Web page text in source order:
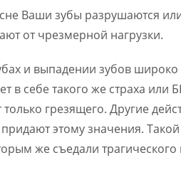
Ваши зубы разрушаются
от чрезмерной нагрузки.
и выпадении зубов широко
в себе такого же страха
только грезящего. Другие
этому значения.
же съедали